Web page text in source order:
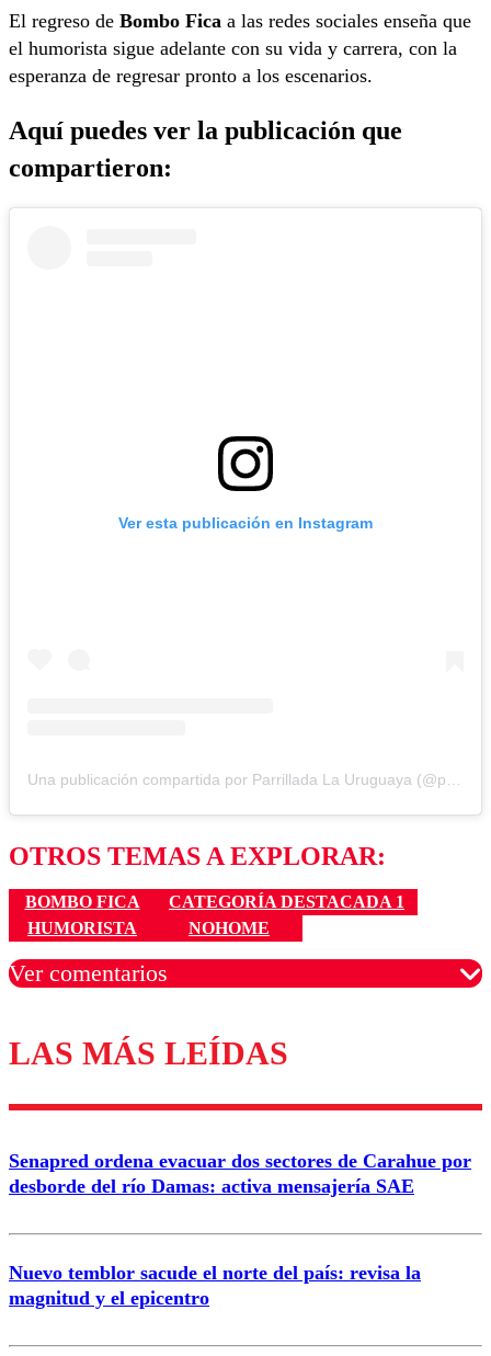
El regreso de Bombo Fica a las redes sociales enseña que
el humorista sigue adelante con su vida y carrera, con la
esperanza de regresar pronto a los escenarios.
Aquí puedes ver la publicación que
compartieron:
Ver esta publicación en Instagram
OTROS TEMAS A EXPLORAR:
BOMBO FICA
CATEGORÍA DESTACADA 1
HUMORISTA
NOHOME
Ver comentarios
Los comentarios son moderados para garantizar un
diálogo respetuoso.
Correo
LAS MÁS LEÍDAS
Senapred ordena evacuar dos sectores de Carahue por
desborde del río Damas: activa mensajería SAE
Nuevo temblor sacude el norte del país: revisa la
magnitud y el epicentro